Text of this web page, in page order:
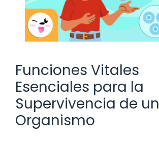
Funciones Vitales
Esenciales para la
Supervivencia de un
Organismo